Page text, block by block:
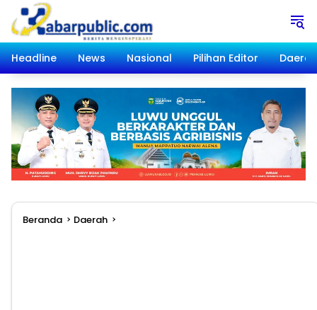
Langsung
konten
Headline
News Nasional Pilihan Editor Daerah
Beranda Daerah